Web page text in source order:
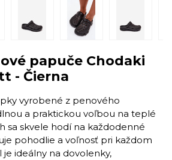
papuče Chodaki
- Čierna
vyrobené z penového
a praktickou voľbou na teplé
sa skvele hodí na každodenné
pohodlie a voľnosť pri každom
ideálny na dovolenky,